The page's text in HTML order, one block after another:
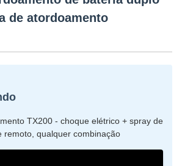
de atordoamento
TX200 - choque elétrico + spray de
remoto, qualquer combinação